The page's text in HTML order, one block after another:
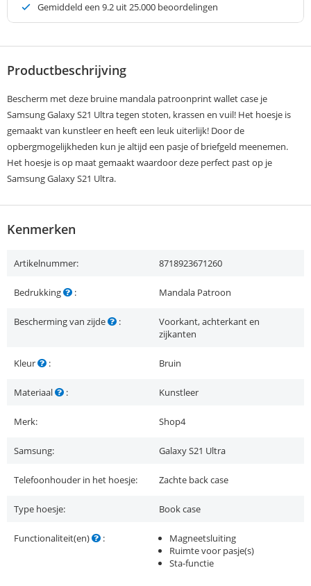
Gemiddeld een 9.2 uit 25.000 beoordelingen
Productbeschrijving
Bescherm met deze bruine mandala patroonprint wallet case je
Samsung Galaxy S21 Ultra tegen stoten, krassen en vuil! Het hoesje is
gemaakt van kunstleer en heeft een leuk uiterlijk! Door de
opbergmogelijkheden kun je altijd een pasje of briefgeld meenemen.
Het hoesje is op maat gemaakt waardoor deze perfect past op je
Samsung Galaxy S21 Ultra.
Kenmerken
Artikelnummer: 8718923671260
Bedrukking : Mandala Patroon
Bescherming van zijde :
Voorkant, achterkant en
zijkanten
Kleur : Bruin
Materiaal : Kunstleer
Merk: Shop4
Samsung: Galaxy S21 Ultra
Telefoonhouder in het hoesje: Zachte back case
Type hoesje: Book case
Functionaliteit(en) :
Magneetsluiting
Ruimte voor pasje(s)
Sta-functie